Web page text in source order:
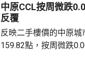
啟動儀式表示，將繼續
中原CCL按周微跌
反覆
反映二手樓價的中原城
159.82點，按周微跌0.06%。 中原地